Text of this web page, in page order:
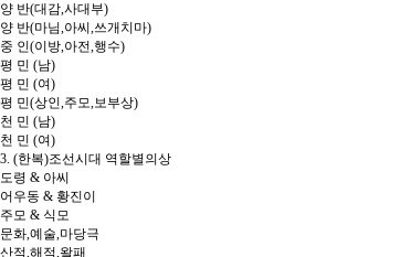
양 반(대감,사대부)
양 반(마님,아씨,쓰개치마)
중 인(이방,아전,행수)
평 민 (남)
평 민 (여)
평 민(상인,주모,보부상)
천 민 (남)
천 민 (여)
3. (한복)조선시대 역할별의상
도령 & 아씨
어우동 & 황진이
주모 & 식모
문화,예술,마당극
산적,해적,왈패